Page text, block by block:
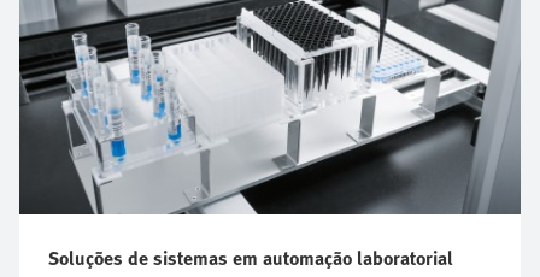
Soluções de sistemas em automação laboratorial